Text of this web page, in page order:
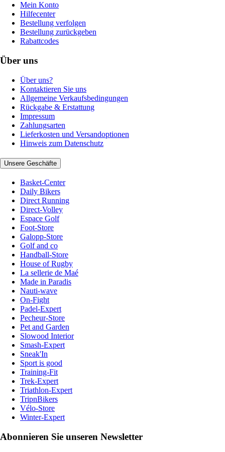
Mein Konto
Hilfecenter
Bestellung verfolgen
Bestellung zurückgeben
Rabattcodes
Über uns
Über uns?
Kontaktieren Sie uns
Allgemeine Verkaufsbedingungen
Rückgabe & Erstattung
Impressum
Zahlungsarten
Lieferkosten und Versandoptionen
Hinweis zum Datenschutz
Unsere Geschäfte
Basket-Center
Daily Bikers
Direct Running
Direct-Volley
Espace Golf
Foot-Store
Galopp-Store
Golf and co
Handball-Store
House of Rugby
La sellerie de Maé
Made in Paradis
Nauti-wave
On-Fight
Padel-Expert
Pecheur-Store
Pet and Garden
Slowood Interior
Smash-Expert
Sneak'In
Sport is good
Training-Fit
Trek-Expert
Triathlon-Expert
TripnBikers
Vélo-Store
Winter-Expert
Abonnieren Sie unseren Newsletter